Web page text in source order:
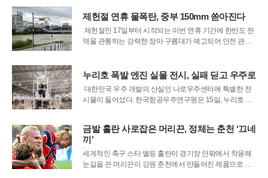
받는 식당 운영법인 대표 김모 씨에게 징역 1년을, 해당 법
제헌절 연휴 물폭탄, 중부 150mm 쏟아진다
제헌절인 17일부터 시작되는 이번 연휴 기간에 한반도 전
역을 관통하는 강력한 장마 구름대가 예고되어 안전 관리
곳곳에 매우 거센 비가 내릴 것으로 전망했다. 특히 이번 비
누리호 폭발 엔진 실물 전시, 실패 딛고 우주로
대한민국 우주 개발의 산실인 나로우주센터에 특별한 전
시물이 들어섰다. 한국항공우주연구원은 15일, 누리호 개
벽하게 작동하는 성공의 결과물이 아니라, 처참하게 파손
된 실패의 흔적을 그대로 보여준다는 점
금발 홀란 사로잡은 머리끈, 정체는 춘천 ‘끄네
끼’
세계적인 축구 스타 엘링 홀란이 경기장 안팎에서 착용해
눈길을 끈 머리끈이 강원 춘천에서 만들어진 제품으로 알